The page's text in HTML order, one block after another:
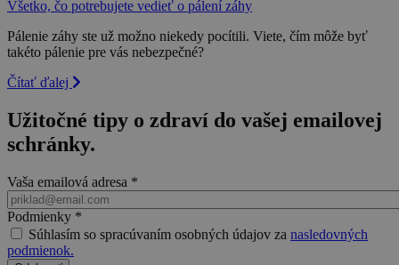
Všetko, čo potrebujete vedieť o pálení záhy
Pálenie záhy ste už možno niekedy pocítili. Viete, čím môže byť
takéto pálenie pre vás nebezpečné?
Čítať ďalej
Užitočné tipy o zdraví do vašej emailovej
schránky.
Vaša emailová adresa *
Podmienky *
Súhlasím so spracúvaním osobných údajov za nasledovných
podmienok.